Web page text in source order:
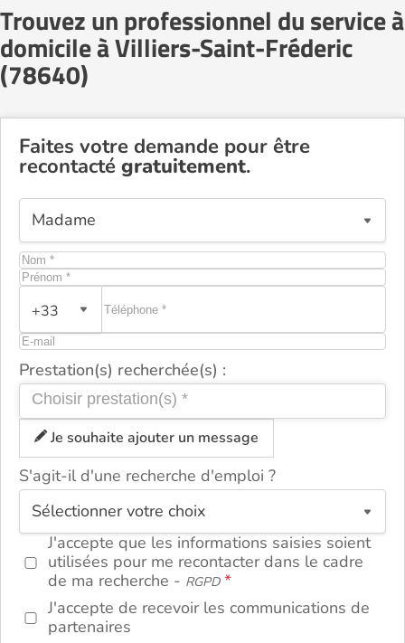
Trouvez un professionnel du service à
domicile à Villiers-Saint-Fréderic
(78640)
Faites votre demande pour être
recontacté gratuitement.
+33
Prestation(s) recherchée(s) :
Je souhaite ajouter un message
S'agit-il d'une recherche d'emploi ?
J'accepte que les informations saisies soient
utilisées pour me recontacter dans le cadre
de ma recherche - RGPD
J'accepte de recevoir les communications de
partenaires
ou